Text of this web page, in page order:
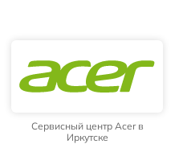
Сервисный центр Acer в
Иркутске